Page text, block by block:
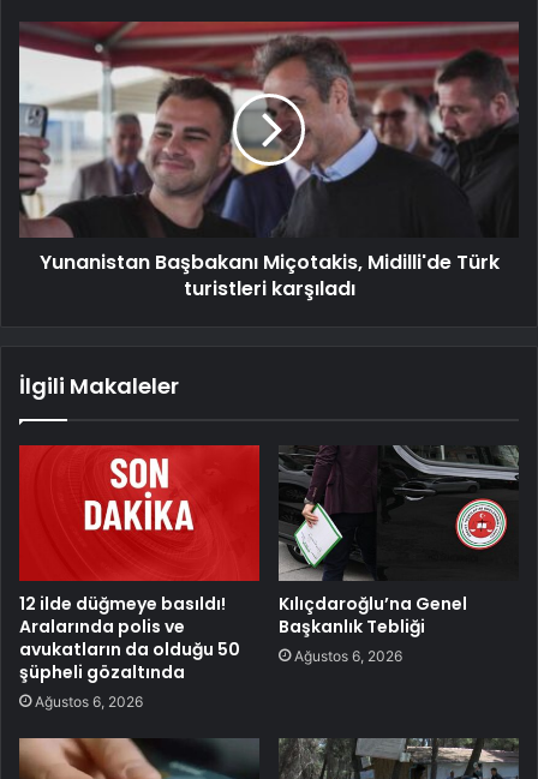
Yunanistan Başbakanı Miçotakis, Midilli'de Türk
turistleri karşıladı
İlgili Makaleler
12 ilde düğmeye basıldı!
Aralarında polis ve
avukatların da olduğu 50
şüpheli gözaltında
Ağustos 6, 2026
Kılıçdaroğlu’na Genel
Başkanlık Tebliği
Ağustos 6, 2026